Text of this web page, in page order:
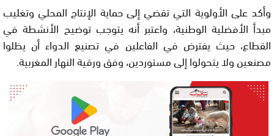
وأكد على الأولوية التي تقضي إلى حماية الإنتاج المحلي وتغليب
مبدأ الأفضلية الوطنية، واعتبر أنه يتوجب توضيح الأنشطة في
القطاع، حيث يفترض في الفاعلين في تصنيع الدواء أن يظلوا
مصنعين ولا يتحولوا إلى مستوردين، وفق ورقية النهار المغربية.